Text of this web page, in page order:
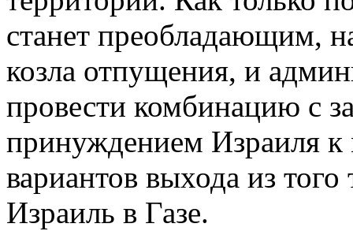
станет преобладающим,
козла отпущения, и
провести комбинацию с
принуждением Израиля к
вариантов выхода из
Израиль в Газе.